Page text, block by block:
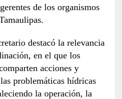
de los organismos
destacó la relevancia
en el que los
acciones y
problemáticas hídricas
la operación, la